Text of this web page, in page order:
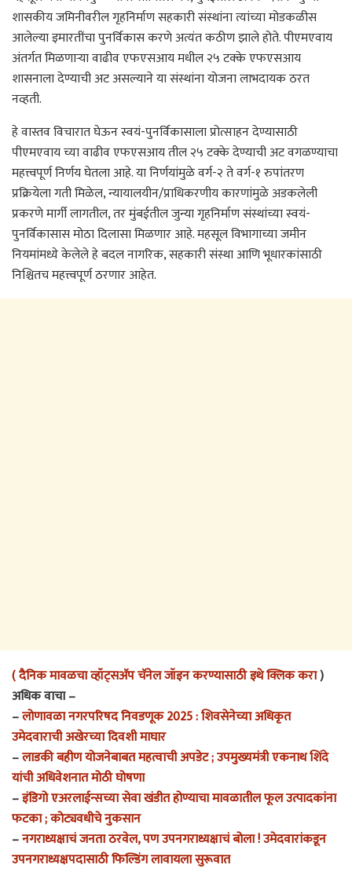
शासकीय जमिनीवरील गृहनिर्माण सहकारी संस्थांना त्यांच्या मोडकळीस
आलेल्या इमारतींचा पुनर्विकास करणे अत्यंत कठीण झाले होते. पीएमएवाय
अंतर्गत मिळणाऱ्या वाढीव एफएसआय मधील २५ टक्के एफएसआय
शासनाला देण्याची अट असल्याने या संस्थांना योजना लाभदायक ठरत
नव्हती.
हे वास्तव विचारात घेऊन स्वयं-पुनर्विकासाला प्रोत्साहन देण्यासाठी
पीएमएवाय च्या वाढीव एफएसआय तील २५ टक्के देण्याची अट वगळण्याचा
महत्त्वपूर्ण निर्णय घेतला आहे. या निर्णयांमुळे वर्ग-२ ते वर्ग-१ रुपांतरण
प्रक्रियेला गती मिळेल, न्यायालयीन/प्राधिकरणीय कारणांमुळे अडकलेली
प्रकरणे मार्गी लागतील, तर मुंबईतील जुन्या गृहनिर्माण संस्थांच्या स्वयं-
पुनर्विकासास मोठा दिलासा मिळणार आहे. महसूल विभागाच्या जमीन
नियमांमध्ये केलेले हे बदल नागरिक, सहकारी संस्था आणि भूधारकांसाठी
निश्चितच महत्त्वपूर्ण ठरणार आहेत.
( दैनिक मावळचा व्हॉट्सअ‍ॅप चॅनेल जॉइन करण्यासाठी इथे क्लिक करा)
अधिक वाचा –
–लोणावळा नगरपरिषद निवडणूक 2025 : शिवसेनेच्या अधिकृत
उमेदवाराची अखेरच्या दिवशी माघार
–लाडकी बहीण योजनेबाबत महत्वाची अपडेट ; उपमुख्यमंत्री एकनाथ शिंदे
यांची अधिवेशनात मोठी घोषणा
–इंडिगो एअरलाईन्सच्या सेवा खंडीत होण्याचा मावळातील फूल उत्पादकांना
फटका ; कोट्यवधीचे नुकसान
–नगराध्यक्षाचं जनता ठरवेल, पण उपनगराध्यक्षाचं बोला ! उमेदवारांकडून
उपनगराध्यक्षपदासाठी फिल्डिंग लावायला सुरूवात